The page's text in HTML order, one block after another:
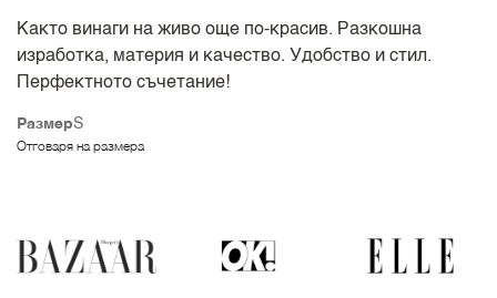
РазмерS
Отговаря на размера
Както винаги на живо още по-красив. Разкошна
изработка, материя и качество. Удобство и стил.
Перфектното съчетание!